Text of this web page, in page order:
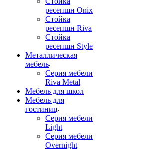
ресепшн Onix
Стойка
ресепшн Riva
Стойка
ресепшн Style
Металлическая
мебель
Серия мебели
Riva Metal
Мебель для школ
Мебель для
гостиниц
Серия мебели
Light
Серия мебели
Overnight